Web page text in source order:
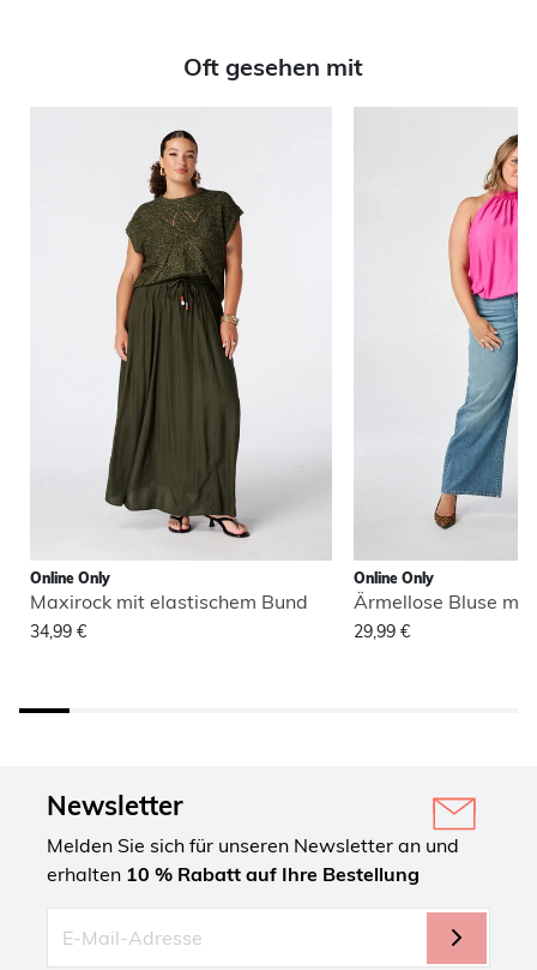
Oft gesehen mit
Online Only
Maxirock mit elastischem Bund
34,99 €
Online Only
Ärmellose Bluse
29,99 €
Newsletter
Melden Sie sich für unseren Newsletter an und
erhalten 10 % Rabatt auf Ihre Bestellung